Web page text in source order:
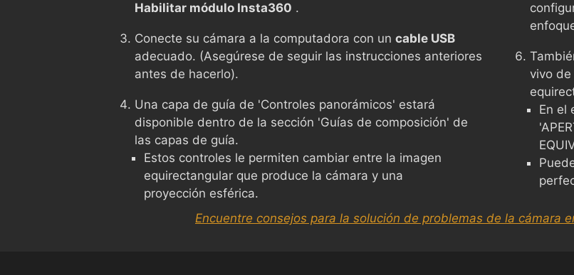
Habilitar módulo Insta360 .
Conecte su cámara a la computadora con un cable USB
adecuado. (Asegúrese de seguir las instrucciones anteriores
antes de hacerlo).
Una capa de guía de 'Controles panorámicos' estará
disponible dentro de la sección 'Guías de composición' de
las capas de guía.
Estos controles le permiten cambiar entre la imagen
equirectangular que produce la cámara y una
proyección esférica.
vivo de
En el
Encuentre consejos para la solución de problemas de la cámara